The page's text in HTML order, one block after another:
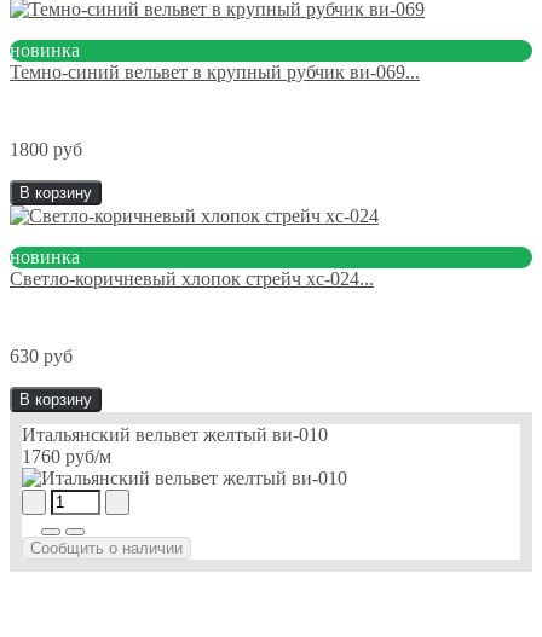
новинка
Темно-синий вельвет в крупный рубчик ви-069...
1800 руб
В корзину
новинка
Светло-коричневый хлопок стрейч хс-024...
630 руб
В корзину
Итальянский вельвет желтый ви-010
1760 руб/м
Сообщить о наличии